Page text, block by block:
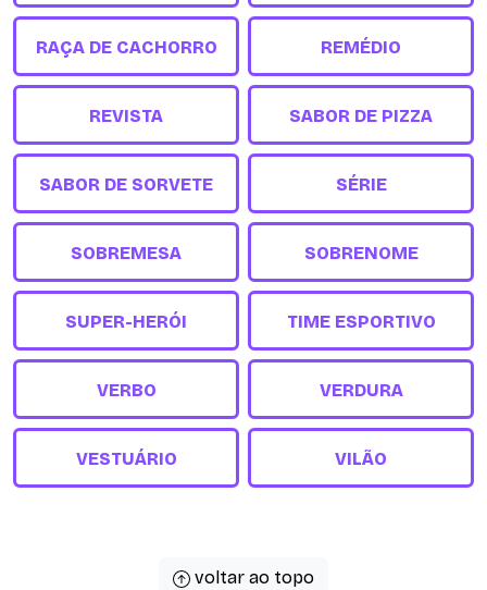
RAÇA DE CACHORRO REMÉDIO
REVISTA SABOR DE PIZZA
SABOR DE SORVETE SÉRIE
SOBREMESA SOBRENOME
SUPER-HERÓI TIME ESPORTIVO
VERBO VERDURA
VESTUÁRIO VILÃO
voltar ao topo